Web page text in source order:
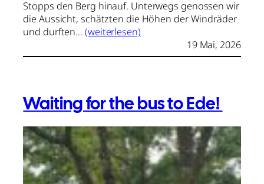
Stopps den Berg hinauf. Unterwegs genossen wir
die Aussicht, schätzten die Höhen der Windräder
und durften…(weiterlesen)
19 Mai, 2026
Waiting for the bus to Ede!